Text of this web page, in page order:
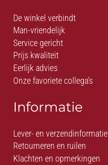
De winkel verbindt
Man-vriendelijk
Service gericht
Prijs kwaliteit
Eerlijk advies
Onze favoriete collega’s
Informatie
Lever- en verzendinformatie
Retourneren en ruilen
Klachten en opmerkingen